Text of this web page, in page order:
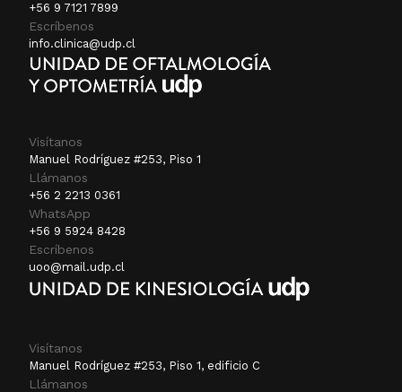
+56 9 7121 7899
Escríbenos
info.clinica@udp.cl
Visítanos
Manuel Rodríguez #253, Piso 1
Llámanos
+56 2 2213 0361
WhatsApp
+56 9 5924 8428
Escríbenos
uoo@mail.udp.cl
Visítanos
Manuel Rodríguez #253, Piso 1, edificio C
Llámanos